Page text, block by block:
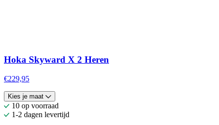
Hoka Skyward X 2 Heren
€229,95
Kies je maat
10 op voorraad
1-2 dagen levertijd